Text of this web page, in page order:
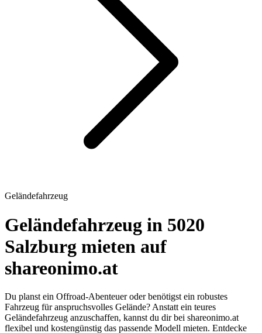
Geländefahrzeug
Geländefahrzeug in 5020
Salzburg mieten auf
shareonimo.at
Du planst ein Offroad-Abenteuer oder benötigst ein robustes
Fahrzeug für anspruchsvolles Gelände? Anstatt ein teures
Geländefahrzeug anzuschaffen, kannst du dir bei shareonimo.at
flexibel und kostengünstig das passende Modell mieten. Entdecke